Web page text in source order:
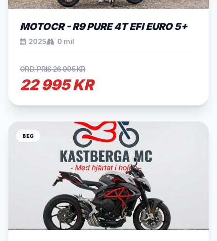
MOTOCR - R9 PURE 4T EFI EURO 5+
2025 0 mil
ORD. PRIS 26 995 KR
22 995 KR
BEG